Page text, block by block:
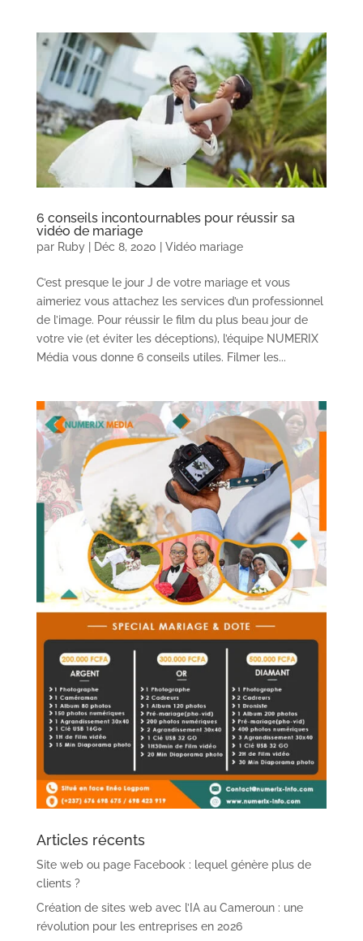
6 conseils incontournables pour réussir sa
vidéo de mariage
par Ruby| Déc 8, 2020 Vidéo mariage
C’est presque le jour J de votre mariage et vous
aimeriez vous attachez les services d’un professionnel
de l’image. Pour réussir le film du plus beau jour de
votre vie (et éviter les déceptions), l’équipe NUMERIX
Média vous donne 6 conseils utiles. Filmer les...
Articles récents
Site web ou page Facebook : lequel génère plus de
clients ?
Création de sites web avec l’IA au Cameroun : une
révolution pour les entreprises en 2026